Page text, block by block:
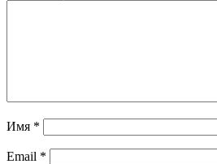
Имя *
Email *